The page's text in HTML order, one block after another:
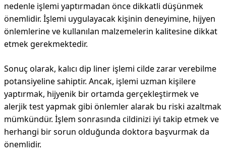
nedenle işlemi yaptırmadan önce dikkatli düşünmek
önemlidir. İşlemi uygulayacak kişinin deneyimine, hijyen
önlemlerine ve kullanılan malzemelerin kalitesine dikkat
etmek gerekmektedir.
Sonuç olarak, kalıcı dip liner işlemi cilde zarar verebilme
potansiyeline sahiptir. Ancak, işlemi uzman kişilere
yaptırmak, hijyenik bir ortamda gerçekleştirmek ve
alerjik test yapmak gibi önlemler alarak bu riski azaltmak
mümkündür. İşlem sonrasında cildinizi iyi takip etmek ve
herhangi bir sorun olduğunda doktora başvurmak da
önemlidir.